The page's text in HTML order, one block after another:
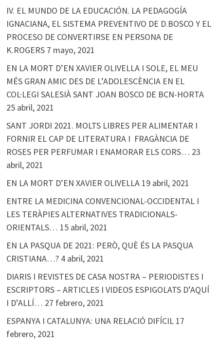
IV. EL MUNDO DE LA EDUCACIÓN. LA PEDAGOGÍA
IGNACIANA, EL SISTEMA PREVENTIVO DE D.BOSCO Y EL
PROCESO DE CONVERTIRSE EN PERSONA DE
K.ROGERS 7 mayo, 2021
EN LA MORT D’EN XAVIER OLIVELLA I SOLE, EL MEU
MÉS GRAN AMIC DES DE L’ADOLESCÈNCIA EN EL
COL·LEGI SALESIÀ SANT JOAN BOSCO DE BCN-HORTA
25 abril, 2021
SANT JORDI 2021. MOLTS LIBRES PER ALIMENTAR I
FORNIR EL CAP DE LITERATURA I FRAGÀNCIA DE
ROSES PER PERFUMAR I ENAMORAR ELS CORS… 23
abril, 2021
EN LA MORT D’EN XAVIER OLIVELLA 19 abril, 2021
ENTRE LA MEDICINA CONVENCIONAL-OCCIDENTAL I
LES TERÀPIES ALTERNATIVES TRADICIONALS-
ORIENTALS… 15 abril, 2021
EN LA PASQUA DE 2021: PERÒ, QUÈ ÉS LA PASQUA
CRISTIANA…? 4 abril, 2021
DIARIS I REVISTES DE CASA NOSTRA – PERIODISTES I
ESCRIPTORS – ARTICLES I VIDEOS ESPIGOLATS D’AQUÍ
I D’ALLÍ… 27 febrero, 2021
ESPANYA I CATALUNYA: UNA RELACIÓ DIFÍCIL 17
febrero, 2021